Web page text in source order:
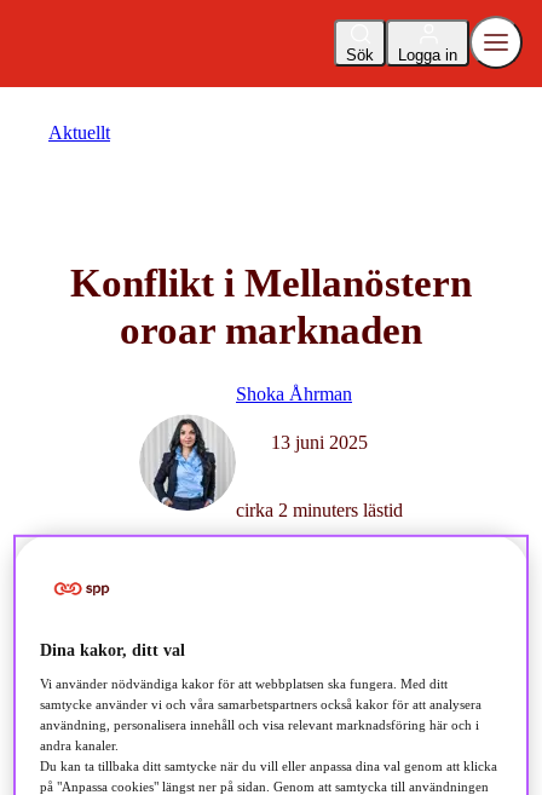
Sök Logga in
Aktuellt
Konflikt i Mellanöstern
oroar marknaden
Shoka Åhrman
13 juni 2025
cirka 2 minuters lästid
Dina kakor, ditt val
Vi använder nödvändiga kakor för att webbplatsen ska fungera. Med ditt
samtycke använder vi och våra samarbetspartners också kakor för att analysera
användning, personalisera innehåll och visa relevant marknadsföring här och i
andra kanaler.
Du kan ta tillbaka ditt samtycke när du vill eller anpassa dina val genom att klicka
på "Anpassa cookies" längst ner på sidan. Genom att samtycka till användningen